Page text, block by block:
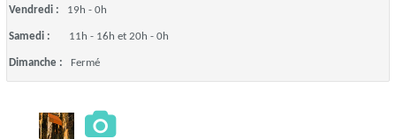
Vendredi : 19h - 0h
Samedi : 11h - 16h et 20h - 0h
Dimanche : Fermé